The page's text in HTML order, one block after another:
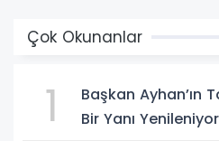
Çok Okunanlar
1
Başkan Ayhan’ın
Bir Yanı Yenileniyor